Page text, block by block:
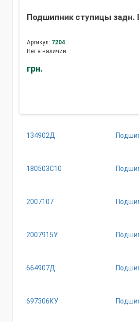
Подшипник ступицы задн.
Артикул: 7204
Нет в наличии
грн.
134902Д
180503С10
2007107
2007915У
664907Д
697306КУ